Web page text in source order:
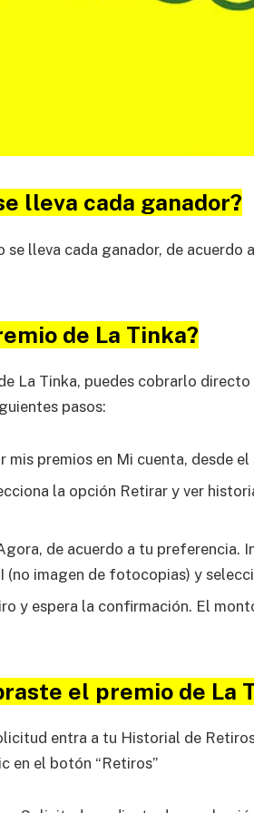
lleva cada ganador?
se lleva cada ganador, de acuerdo
de La Tinka?
La Tinka, puedes cobrarlo
pasos:
mis premios en Mi cuenta, desde el
la opción Retirar y ver
de acuerdo a tu preferencia.
imagen de fotocopias) y
y espera la confirmación. El
el premio de La
entra a tu Historial de
en el botón “Retiros”